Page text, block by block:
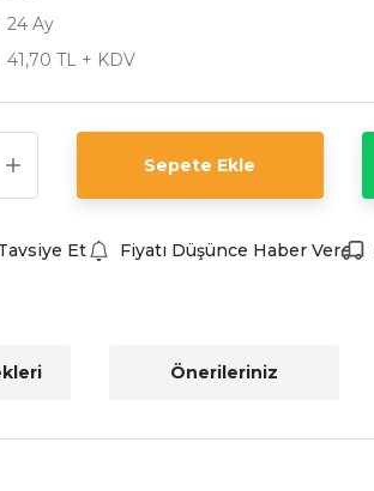
24 Ay
41,70 TL + KDV
Sepete Ekle
Et Fiyatı Düşünce Haber Ver
Önerileriniz